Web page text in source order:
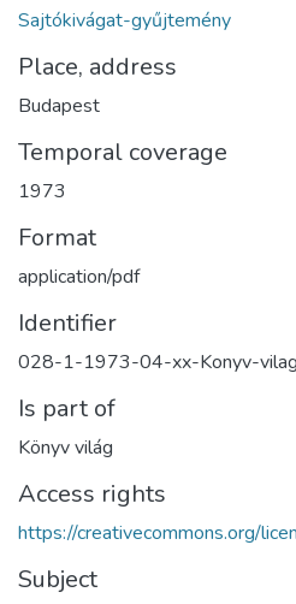
Sajtókivágat-gyűjtemény
Place, address
Budapest
Temporal coverage
1973
Format
application/pdf
Identifier
028-1-1973-04-xx-Konyv-
Is part of
Könyv világ
Access rights
https://creativecommons.org/
Subject